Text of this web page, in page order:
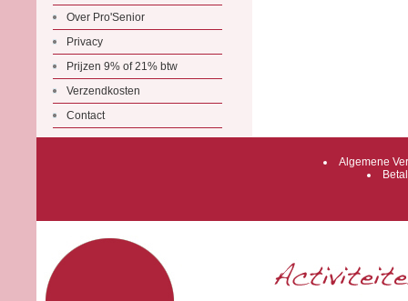
Over Pro'Senior
Privacy
Prijzen 9% of 21% btw
Verzendkosten
Contact
Algemene